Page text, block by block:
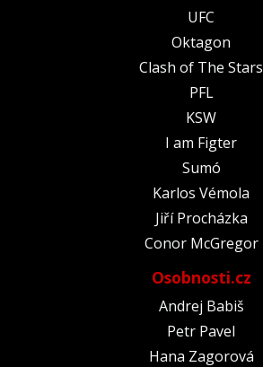
UFC
Oktagon
Clash of The Stars
PFL
KSW
I am Figter
Sumó
Karlos Vémola
Jiří Procházka
Conor McGregor
Osobnosti.cz
Andrej Babiš
Petr Pavel
Hana Zagorová